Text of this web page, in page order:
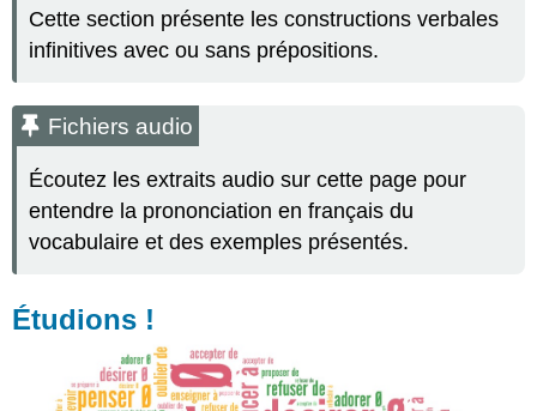
Étudions
avec
Construction
:
à
qqn
infinitif
noter
Pratiquons
Cette section présente les constructions verbales
infinitives avec ou sans prépositions.
Fichiers audio
Écoutez les extraits audio sur cette page pour
entendre la prononciation en français du
vocabulaire et des exemples présentés.
Étudions !